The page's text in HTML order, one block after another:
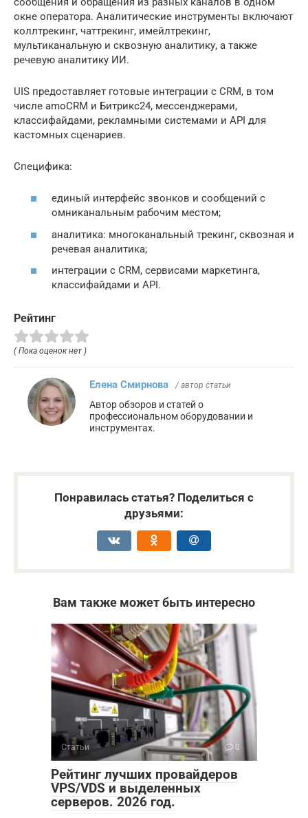
окне оператора. Аналитические инструменты включают
коллтрекинг, чаттрекинг, имейлтрекинг,
мультиканальную и сквозную аналитику, а также
речевую аналитику ИИ.
UIS предоставляет готовые интеграции с CRM, в том
числе amoCRM и Битрикс24, мессенджерами,
классифайдами, рекламными системами и API для
кастомных сценариев.
Специфика:
единый интерфейс звонков и сообщений с
омниканальным рабочим местом;
аналитика: многоканальный трекинг, сквозная и
речевая аналитика;
интеграции с CRM, сервисами маркетинга,
классифайдами и API.
Рейтинг
( Пока оценок нет )
Елена Смирнова / автор статьи
Автор обзоров и статей о
профессиональном оборудовании и
инструментах.
Понравилась статья? Поделиться с
друзьями:
Вам также может быть интересно
Статьи 0
Рейтинг лучших провайдеров
VPS/VDS и выделенных
серверов. 2026 год.